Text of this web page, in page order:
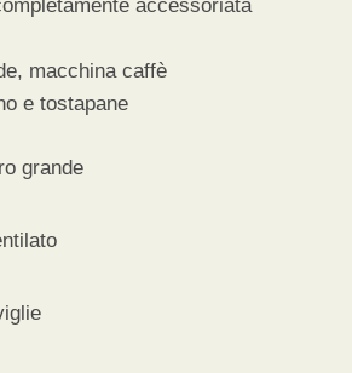
accessoriata
macchina caffè
e tostapane
grande